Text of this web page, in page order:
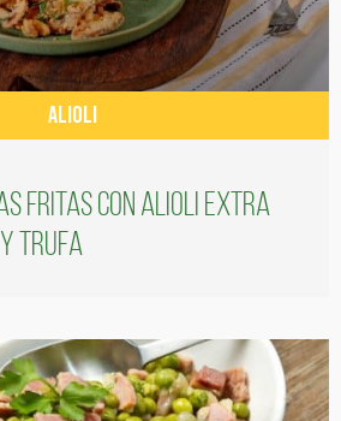
ALIOLI
fritas con alioli extra
y trufa